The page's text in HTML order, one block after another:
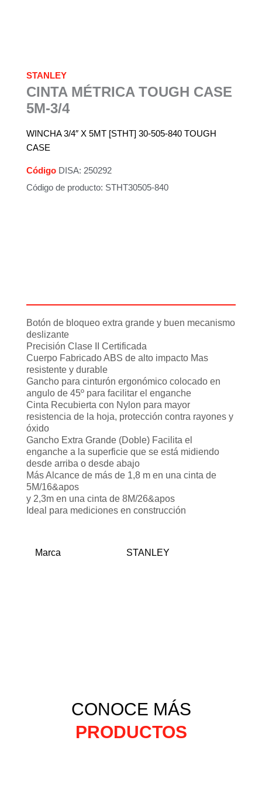
STANLEY
CINTA MÉTRICA TOUGH CASE
5M-3/4
WINCHA 3/4″ X 5MT [STHT] 30-505-840 TOUGH
CASE
Código DISA: 250292
Código de producto: STHT30505-840
Botón de bloqueo extra grande y buen mecanismo
deslizante
Precisión Clase II Certificada
Cuerpo Fabricado ABS de alto impacto Mas
resistente y durable
Gancho para cinturón ergonómico colocado en
angulo de 45º para facilitar el enganche
Cinta Recubierta con Nylon para mayor
resistencia de la hoja, protección contra rayones y
óxido
Gancho Extra Grande (Doble) Facilita el
enganche a la superficie que se está midiendo
desde arriba o desde abajo
Más Alcance de más de 1,8 m en una cinta de
5M/16&apos
y 2,3m en una cinta de 8M/26&apos
Ideal para mediciones en construcción
Marca STANLEY
CONOCE MÁS
PRODUCTOS